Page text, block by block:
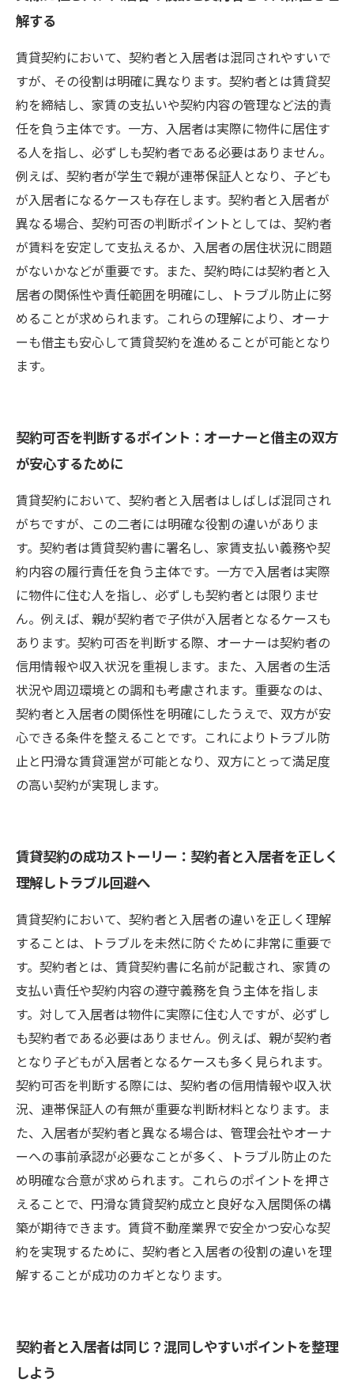
解する
賃貸契約において、契約者と入居者は混同されやすいで
すが、その役割は明確に異なります。契約者とは賃貸契
約を締結し、家賃の支払いや契約内容の管理など法的責
任を負う主体です。一方、入居者は実際に物件に居住す
る人を指し、必ずしも契約者である必要はありません。
例えば、契約者が学生で親が連帯保証人となり、子ども
が入居者になるケースも存在します。契約者と入居者が
異なる場合、契約可否の判断ポイントとしては、契約者
が賃料を安定して支払えるか、入居者の居住状況に問題
がないかなどが重要です。また、契約時には契約者と入
居者の関係性や責任範囲を明確にし、トラブル防止に努
めることが求められます。これらの理解により、オーナ
ーも借主も安心して賃貸契約を進めることが可能となり
ます。
契約可否を判断するポイント：オーナーと借主の双方
が安心するために
賃貸契約において、契約者と入居者はしばしば混同され
がちですが、この二者には明確な役割の違いがありま
す。契約者は賃貸契約書に署名し、家賃支払い義務や契
約内容の履行責任を負う主体です。一方で入居者は実際
に物件に住む人を指し、必ずしも契約者とは限りませ
ん。例えば、親が契約者で子供が入居者となるケースも
あります。契約可否を判断する際、オーナーは契約者の
信用情報や収入状況を重視します。また、入居者の生活
状況や周辺環境との調和も考慮されます。重要なのは、
契約者と入居者の関係性を明確にしたうえで、双方が安
心できる条件を整えることです。これによりトラブル防
止と円滑な賃貸運営が可能となり、双方にとって満足度
の高い契約が実現します。
賃貸契約の成功ストーリー：契約者と入居者を正しく
理解しトラブル回避へ
賃貸契約において、契約者と入居者の違いを正しく理解
することは、トラブルを未然に防ぐために非常に重要で
す。契約者とは、賃貸契約書に名前が記載され、家賃の
支払い責任や契約内容の遵守義務を負う主体を指しま
す。対して入居者は物件に実際に住む人ですが、必ずし
も契約者である必要はありません。例えば、親が契約者
となり子どもが入居者となるケースも多く見られます。
契約可否を判断する際には、契約者の信用情報や収入状
況、連帯保証人の有無が重要な判断材料となります。ま
た、入居者が契約者と異なる場合は、管理会社やオーナ
ーへの事前承認が必要なことが多く、トラブル防止のた
め明確な合意が求められます。これらのポイントを押さ
えることで、円滑な賃貸契約成立と良好な入居関係の構
築が期待できます。賃貸不動産業界で安全かつ安心な契
約を実現するために、契約者と入居者の役割の違いを理
解することが成功のカギとなります。
契約者と入居者は同じ？混同しやすいポイントを整理
しよう